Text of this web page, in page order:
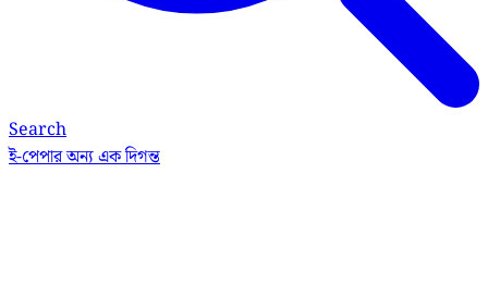
Search
ই-পেপারঅন্য এক দিগন্ত